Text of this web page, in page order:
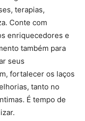
terapias,
Conte com
enriquecedores e
também para
seus
fortalecer os laços
tanto no
É tempo de